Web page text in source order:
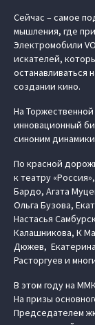
Сейчас – самое
мышления, где
Электромобили
искателей,
останавливаться
создании кино.
На
инновационный
синоним
По красной
к театру
Бардо, Агата
Ольга Бузова,
Настасья
Калашникова, К
Дюжев,
Расторгуев и
В этом году на
На призы
Председателем